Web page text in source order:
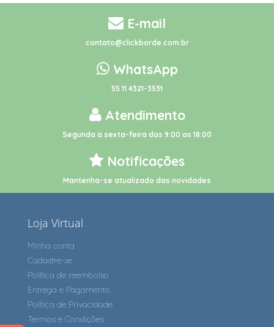
E-mail
contato@clickborde.com.br
WhatsApp
55 11 4321-3531
Atendimento
Segunda a sexta-feira das 9:00 as 18:00
Notificações
Mantenha-se atualizado das novidades
Loja Virtual
Minha conta
Cadastre-se
Política de reembolso
Entrega e Pagamento
Política de Privacidade
Termos e Condições